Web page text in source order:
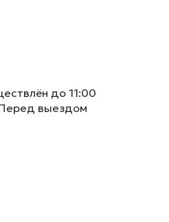
до 11:00
Перед выездом